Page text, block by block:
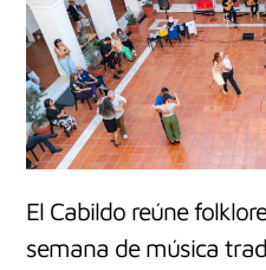
El Cabildo reúne
semana de música